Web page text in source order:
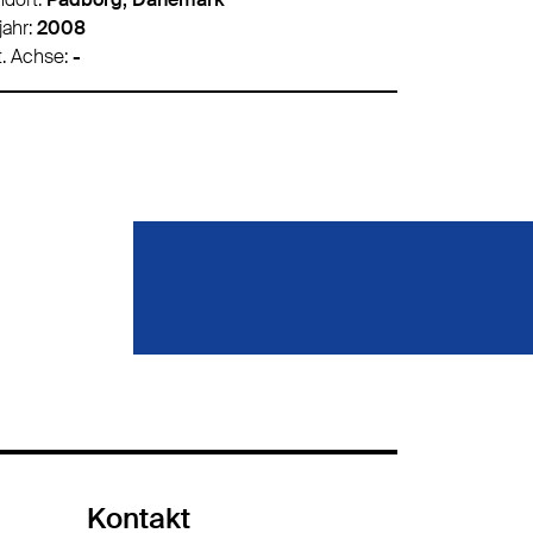
2026
Achse:Schmitz ROTOS
Kontakt